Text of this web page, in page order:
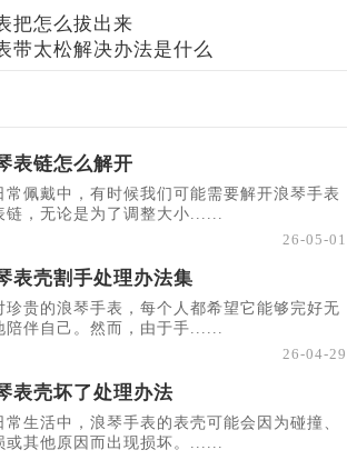
把怎么拔出来
带太松解决办法是什么
表链怎么解开
常佩戴中，有时候我们可能需要解开浪琴手表
链，无论是为了调整大小......
26-05-01
表壳割手处理办法集
珍贵的浪琴手表，每个人都希望它能够完好无
陪伴自己。然而，由于手......
26-04-29
表壳坏了处理办法
常生活中，浪琴手表的表壳可能会因为碰撞、
或其他原因而出现损坏。......